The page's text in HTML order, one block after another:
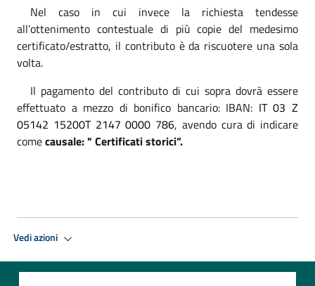
Nel caso in cui invece la richiesta tendesse
all’ottenimento contestuale di più copie del medesimo
certificato/estratto, il contributo è da riscuotere una sola
volta.
Il pagamento del contributo di cui sopra dovrà essere
effettuato a mezzo di bonifico bancario: IBAN: IT 03 Z
05142 15200T 2147 0000 786, avendo cura di indicare
comecausale: " Certificati storici”.
Vedi azioni